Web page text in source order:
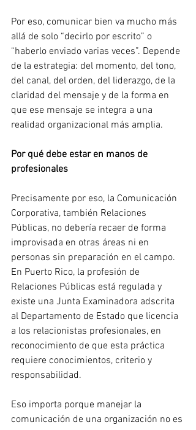
Por eso, comunicar bien va mucho más
allá de solo “decirlo por escrito” o
“haberlo enviado varias veces”. Depende
de la estrategia: del momento, del tono,
del canal, del orden, del liderazgo, de la
claridad del mensaje y de la forma en
que ese mensaje se integra a una
realidad organizacional más amplia.
Por qué debe estar en manos de
profesionales
Precisamente por eso, la Comunicación
Corporativa, también Relaciones
Públicas, no debería recaer de forma
improvisada en otras áreas ni en
personas sin preparación en el campo.
En Puerto Rico, la profesión de
Relaciones Públicas está regulada y
existe una Junta Examinadora adscrita
al Departamento de Estado que licencia
a los relacionistas profesionales, en
reconocimiento de que esta práctica
requiere conocimientos, criterio y
responsabilidad.
Eso importa porque manejar la
comunicación de una organización no es